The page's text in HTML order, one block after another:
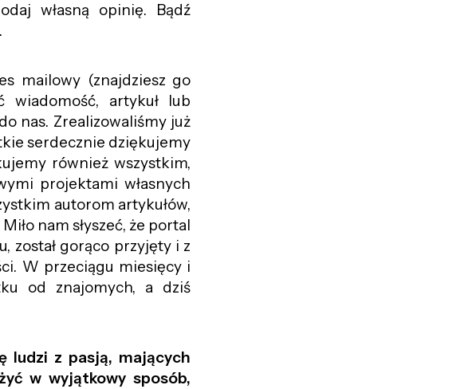
własną opinię. Bądź
mailowy (znajdziesz go
wiadomość, artykuł lub
nas. Zrealizowaliśmy już
serdecznie dziękujemy
również wszystkim,
projektami własnych
autorom artykułów,
Miło nam słyszeć, że portal
został gorąco przyjęty i z
W przeciągu miesięcy i
od znajomych, a dziś
ludzi z pasją, mających
w wyjątkowy sposób,